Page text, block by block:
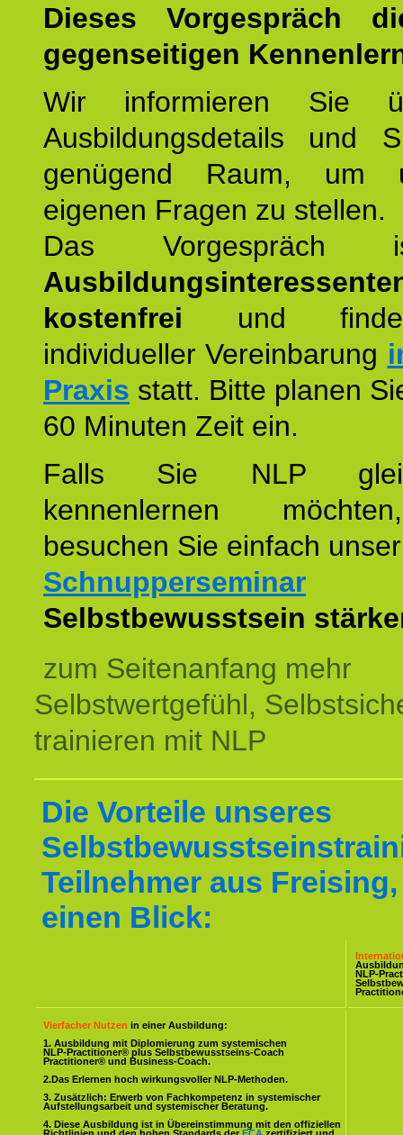
Dieses Vorgespräch
gegenseitigen
Wir informieren Sie
Ausbildungsdetails und
genügend Raum, um
eigenen Fragen zu stellen.
Das
kostenfrei und
individueller Vereinbarung
Praxis statt. Bitte planen
60 Minuten Zeit ein.
Falls Sie NLP
kennenlernen
besuchen Sie einfach unser
Schnupperseminar
Selbstbewusstsein
zum Seitenanfang mehr
Selbstwertgefühl,
trainieren mit NLP
Die Vorteile unseres
Teilnehmer aus
einen Blick:
NLP-
Vierfacher Nutzen in einer Ausbildung:
1. Ausbildung mit Diplomierung zum systemischen
NLP-Practitioner® plus Selbstbewusstseins-Coach
Practitioner® und Business-Coach.
2.Das Erlernen hoch wirkungsvoller NLP-Methoden.
3. Zusätzlich: Erwerb von Fachkompetenz in systemischer
Aufstellungsarbeit und systemischer Beratung.
4. Diese Ausbildung ist in Übereinstimmung mit den offiziellen